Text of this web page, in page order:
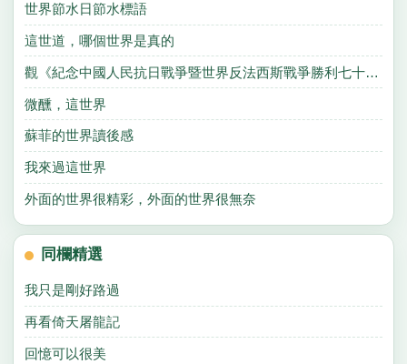
世界節水日節水標語
這世道，哪個世界是真的
觀《紀念中國人民抗日戰爭暨世界反法西斯戰爭勝利七十周年閱兵式》有感
微醺，這世界
蘇菲的世界讀後感
我來過這世界
外面的世界很精彩，外面的世界很無奈
同欄精選
我只是剛好路過
再看倚天屠龍記
回憶可以很美